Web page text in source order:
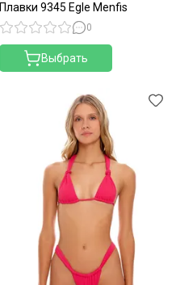
Плавки 9345 Egle Menfis
0
Выбрать